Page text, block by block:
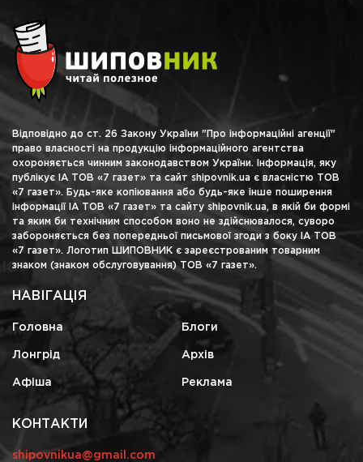
Відповідно до ст. 26 Закону України "Про інформаційні агенції"
право власності на продукцію інформаційного агентства
охороняється чинним законодавством України. Інформація, яку
публікує ІА ТОВ «7 газет» та сайт shipovnik.ua є власністю ТОВ
«7 газет». Будь-яке копіювання або будь-яке інше поширення
інформації ІА ТОВ «7 газет» та сайту shipovnik.ua, в якій би формі
та яким би технічним способом воно не здійснювалося, суворо
забороняється без попередньої письмової згоди з боку ІА ТОВ
«7 газет». Логотип ШИПОВНИК є зареєстрованим товарним
знаком (знаком обслуговування) ТОВ «7 газет».
НАВІГАЦІЯ
Головна Блоги
Лонгрід Архів
Афіша Реклама
КОНТАКТИ
shipovnikua@gmail.com